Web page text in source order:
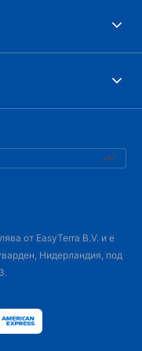
от EasyTerra B.V. и е
Нидерландия, под